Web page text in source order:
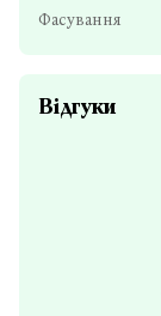
Фасування
Відгуки